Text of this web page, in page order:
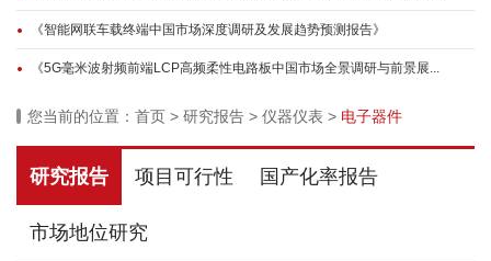
《智能网联车载终端中国市场深度调研及发展趋势预测报告》
《5G毫米波射频前端LCP高频柔性电路板中国市场全景调研与前景展...
您当前的位置： 首页 > 研究报告 > 仪器仪表 > 电子器件
研究报告 项目可行性 国产化率报告
市场地位研究